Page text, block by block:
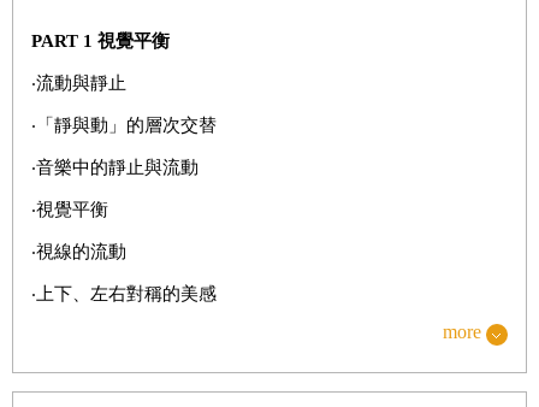
PART 1 視覺平衡
‧流動與靜止
‧「靜與動」的層次交替
‧音樂中的靜止與流動
‧視覺平衡
‧視線的流動
‧上下、左右對稱的美感
‧隨著不同年齡的設計變化
more